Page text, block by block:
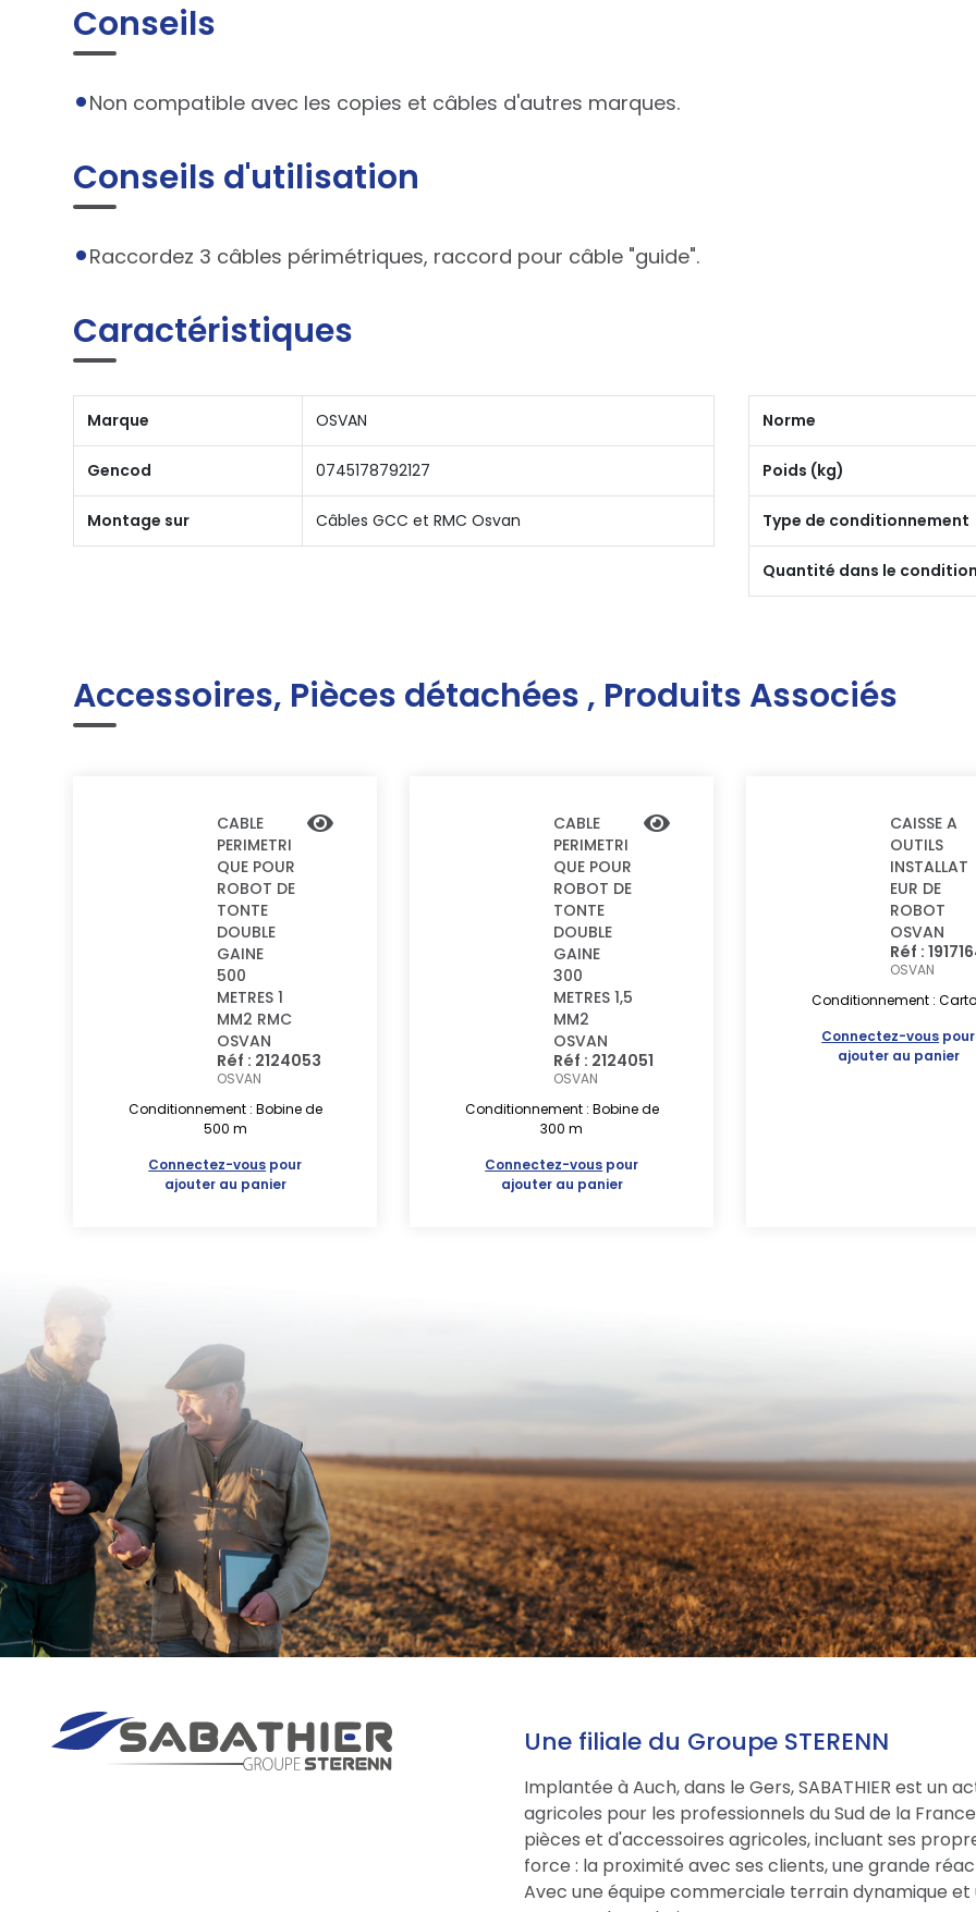
Conseils
Non compatible avec les copies et câbles d'autres marques.
Conseils d'utilisation
Raccordez 3 câbles périmétriques, raccord pour câble "guide".
Caractéristiques
Marque OSVAN
Gencod 0745178792127
Montage sur Câbles GCC et RMC Osvan
Norme
Poids (kg)
Type de conditionnement
Quantité dans le
Accessoires, Pièces détachées , Produits Associés
CABLE
PERIMETRI
QUE POUR
ROBOT DE
TONTE
DOUBLE
GAINE
500
METRES 1
MM2 RMC
OSVAN
Réf : 2124053
OSVAN
Conditionnement : Bobine de
500 m
Connectez-vous pour
ajouter au panier
CABLE
PERIMETRI
QUE POUR
ROBOT DE
TONTE
DOUBLE
GAINE
300
METRES 1,5
MM2
OSVAN
Réf : 2124051
OSVAN
Conditionnement : Bobine de
300 m
Connectez-vous pour
ajouter au panier
CAISSE A
OUTILS
INSTALLAT
EUR DE
ROBOT
OSVAN
Réf :
OSVAN
Conditionnement :
Connectez-vous pour
ajouter au panier
Une filiale du Groupe STERENN
Implantée à Auch, dans le Gers, SABATHIER est un
agricoles pour les professionnels du Sud de la
pièces et d'accessoires agricoles, incluant ses
force : la proximité avec ses clients, une grande
Avec une équipe commerciale terrain dynamique et